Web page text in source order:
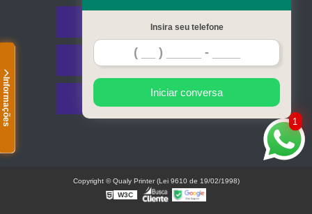
Informações
Serviços
Contato
Mapa do site
1
Insira seu telefone
Iniciar conversa
Copyright © Qualy Printer (Lei 9610 de 19/02/1998)
W3C